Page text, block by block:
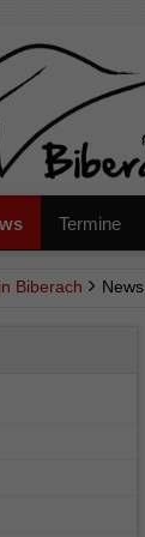
Termine
Biberach News